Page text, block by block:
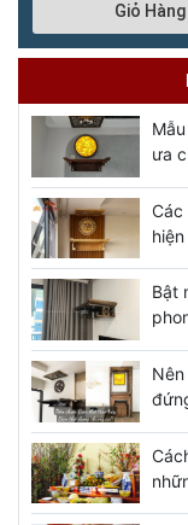
Giỏ Hàng
ưa
Các
Bật